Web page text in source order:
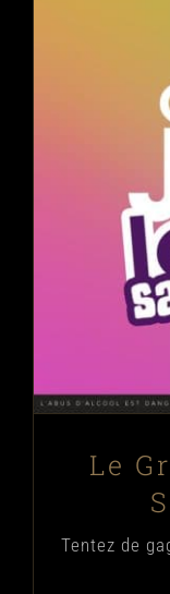
Le
Le
Tentez de